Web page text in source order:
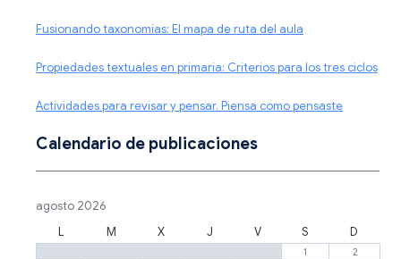
Fusionando taxonomías: El mapa de ruta del aula
Propiedades textuales en primaria: Criterios para los tres ciclos
Actividades para revisar y pensar. Piensa como pensaste
Calendario de publicaciones
agosto 2026
L
M X J V S D
1
2